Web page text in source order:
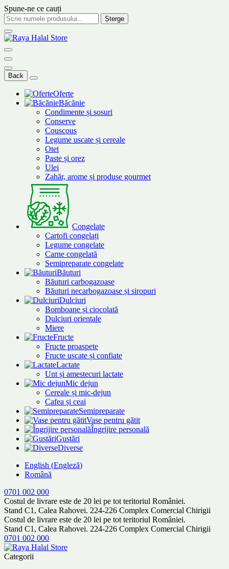
Spune-ne ce cauți
Șterge
Back
Oferte
Băcănie
Condimente și sosuri
Conserve
Couscous
Legume uscate și cereale
Otet
Paste și orez
Ulei
Zahăr, arome și produse gourmet
Congelate
Cartofi congelați
Legume congelate
Carne congelată
Semipreparate congelate
Băuturi
Băuturi carbogazoase
Băuturi necarbogazoase și siropuri
Dulciuri
Bomboane și ciocolată
Dulciuri orientale
Miere
Fructe
Fructe proaspete
Fructe uscate și confiate
Lactate
Unt și amestecuri lactate
Mic dejun
Cereale și mic-dejun
Cafea și ceai
Semipreparate
Vase pentru gătit
Îngrijire personală
Gustări
Diverse
English (Engleză)
Română
0701 002 000
Costul de livrare este de 20 lei pe tot teritoriul României.
Stand C1, Calea Rahovei. 224-226 Complex Comercial Chirigii
Costul de livrare este de 20 lei pe tot teritoriul României.
Stand C1, Calea Rahovei. 224-226 Complex Comercial Chirigii
0701 002 000
Categorii